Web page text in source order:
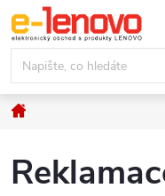
Přejít
na
obsah
Domů